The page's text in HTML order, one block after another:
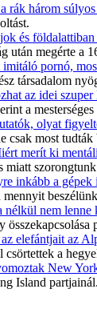
rák három
és
után megérte a
pornó,
társadalom
az idei
a
olyat
csak most
merít ki
miatt
inkább a
nem lenne
összekapcsolása
elefántjait az
csörtettek a
New
Island partjainál.